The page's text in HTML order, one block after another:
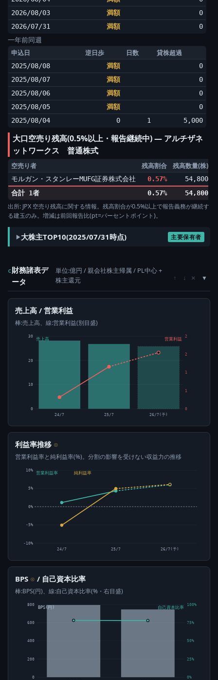
2026/08/03
満額
0
2026/07/31
満額 0
一年前同週
申込日 逆日歩 日数 貸株超過
2025/08/08 満額
0
2025/08/07
満額
0
2025/08/06
満額
0
2025/08/05
満額
0
2025/08/04
0 1 5,000
大口空売り残高(0.5%以上・報告継続中) ― アルチザネ
ットワークス 普通株式
空売り者 残高割合 残高数量(株)
モルガン・スタンレーMUFG証券株式会社 0.57% 54,800
合計 1者
0.57% 54,800
出所: JPX 空売り残高に関する情報。残高割合が0.5%以上で報告義務が継続す
る建玉のみ。増減は前回報告比(pt=パーセントポイント)。
大株主TOP10(2025/07/31時点) 主要保有者
c財務諸表デ
ータ
単位:億円 / 親会社株主帰属 / PL中心 +
株主還元
↑ ↓ ×
売上高 / 営業利益
棒:売上高、線:営業利益(別目盛)
0
10
20
30
0
1
1
2
2
24/7 25/7 26/7(予)
売上高 営業利益
利益率推移 ⊙
営業利益率と純利益率(%)。分割の影響を受けない収益力の推移
-10%
-5%
0%
5%
10%
営業利益率 純利益率
24/7 25/7 26/7(予)
BPS ⊙ / 自己資本比率
棒:BPS(円)、線:自己資本比率(%・右目盛)
0
200
400
600
800
0%
25%
50%
75%
100%
BPS(円) 自己資本比率